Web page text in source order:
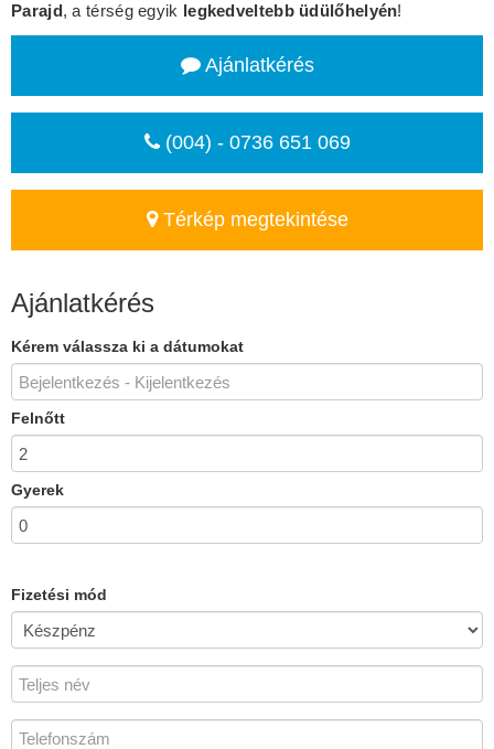
Parajd, a térség egyik legkedveltebb üdülőhelyén!
Ajánlatkérés
(004) - 0736 651 069
Térkép megtekintése
Ajánlatkérés
Kérem válassza ki a dátumokat
Felnőtt
Gyerek
Fizetési mód